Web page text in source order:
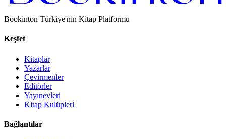
Bookinton Türkiye'nin Kitap Platformu
Keşfet
Kitaplar
Yazarlar
Çevirmenler
Editörler
Yayınevleri
Kitap Kulüpleri
Bağlantılar